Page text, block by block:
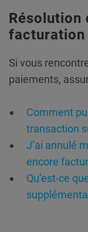
Résolution
facturation
Si vous
paiements,
Comment
transaction
J’ai annulé
encore
Qu’est-ce